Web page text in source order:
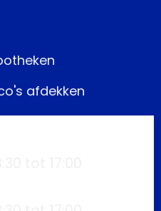
afdekken